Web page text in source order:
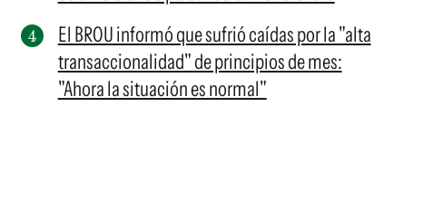
El BROU informó que sufrió caídas por la "alta
transaccionalidad" de principios de mes:
"Ahora la situación es normal"